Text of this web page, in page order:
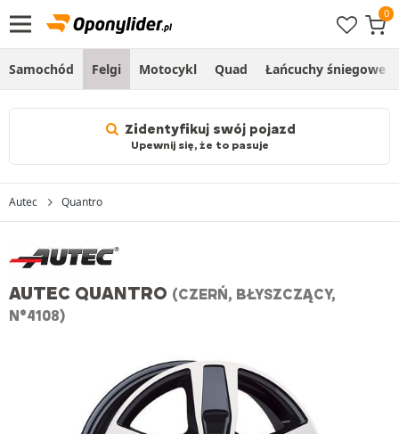
Samochód Felgi Motocykl Quad Łańcuchy śniegowe
Zidentyfikuj swój pojazd
Upewnij się, że to pasuje
Autec Quantro
AUTEC QUANTRO (CZERŃ, BŁYSZCZĄCY,
N°4108)